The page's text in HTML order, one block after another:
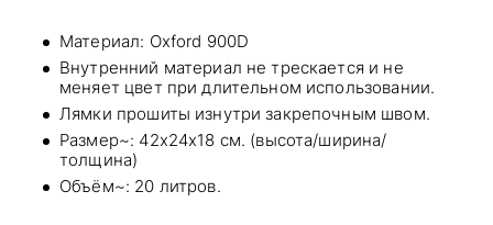
Материал: Oxford 900D
Внутренний материал не трескается и не
меняет цвет при длительном использовании.
Лямки прошиты изнутри закрепочным швом.
Размер~: 42x24x18 см. (высота/ширина/
толщина)
Объём~: 20 литров.